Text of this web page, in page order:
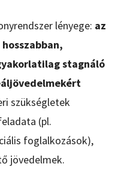
lényege: az
stagnáló
szükségletek
(pl.
foglalkozások),
jövedelmek.